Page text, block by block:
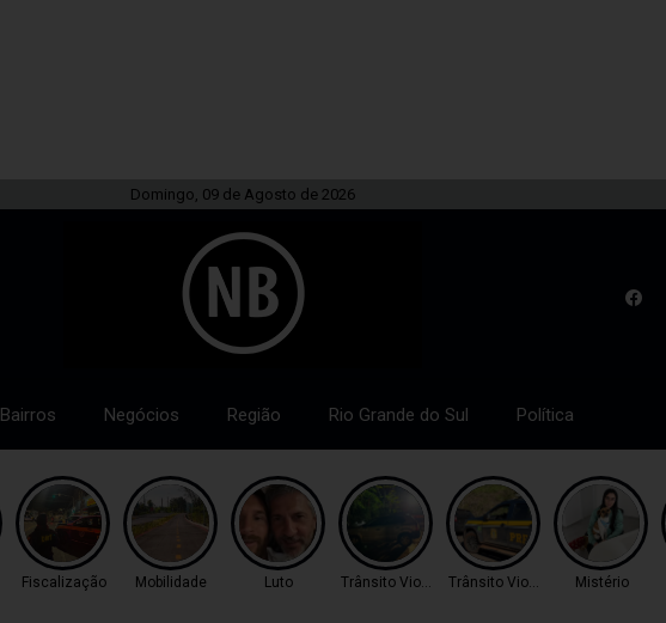
Domingo, 09 de Agosto de 2026
Bairros Negócios Região Rio Grande do Sul Política
Fiscalização Mobilidade Luto Trânsito ViolentoTrânsito Violento Mistério